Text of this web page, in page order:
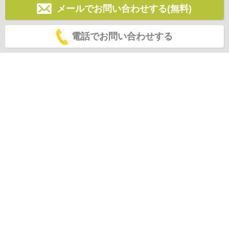
メールでお問い合わせする(無料)
電話でお問い合わせする